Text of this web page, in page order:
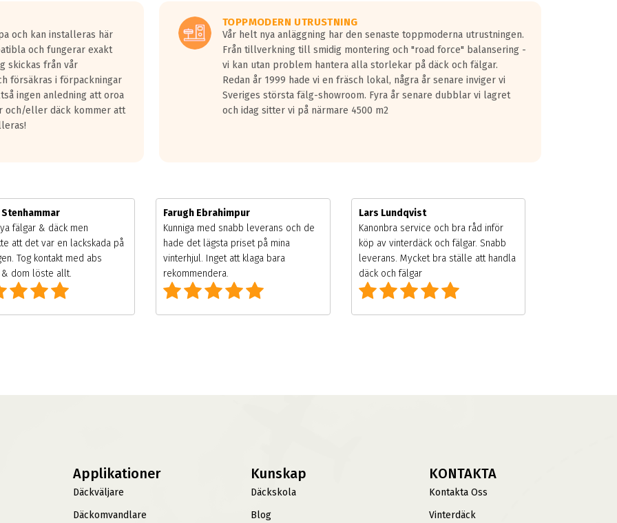
och kan installeras här
och fungerar exakt
skickas från vår
försäkras i förpackningar
ingen anledning att oroa
och/eller däck kommer att
TOPPMODERN UTRUSTNING
Vår helt nya anläggning har den senaste toppmoderna utrustningen.
Från tillverkning till smidig montering och "road force" balansering -
vi kan utan problem hantera alla storlekar på däck och fälgar.
Redan år 1999 hade vi en fräsch lokal, några år senare inviger vi
Sveriges största fälg-showroom. Fyra år senare dubblar vi lagret
och idag sitter vi på närmare 4500 m2
Stenhammar
fälgar & däck men
att det var en lackskada på
Tog kontakt med abs
dom löste allt.
Farugh Ebrahimpur
Kunniga med snabb leverans och de
hade det lägsta priset på mina
vinterhjul. Inget att klaga bara
rekommendera.
Lars Lundqvist
Kanonbra service och bra råd inför
köp av vinterdäck och fälgar. Snabb
leverans. Mycket bra ställe att handla
däck och fälgar
Applikationer
Däckväljare
Däckomvandlare
Kunskap
Däckskola
Blog
KONTAKTA
Kontakta Oss
Vinterdäck